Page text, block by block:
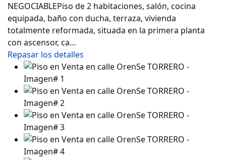
NEGOCIABLEPiso de 2 habitaciones, salón, cocina
equipada, baño con ducha, terraza, vivienda
totalmente reformada, situada en la primera planta
con ascensor, ca…
Repasar los detalles